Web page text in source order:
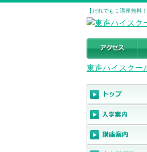
【だれでも１講座無料
東進ハイスクー